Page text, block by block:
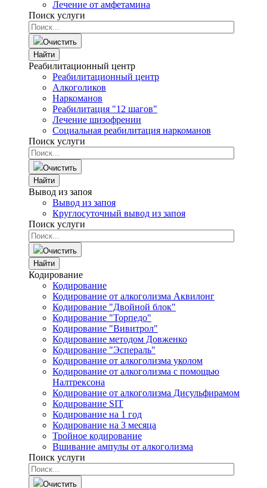
Лечение от амфетамина
Поиск услуги
Очистить
Найти
Реабилитационный центр
Реабилитационный центр
Алкоголиков
Наркоманов
Реабилитация "12 шагов"
Лечение шизофрении
Социальная реабилитация наркоманов
Поиск услуги
Очистить
Найти
Вывод из запоя
Вывод из запоя
Круглосуточный вывод из запоя
Поиск услуги
Очистить
Найти
Кодирование
Кодирование
Кодирование от алкоголизма Аквилонг
Кодирование "Двойной блок"
Кодирование "Торпедо"
Кодирование "Вивитрол"
Кодирование методом Довженко
Кодирование "Эспераль"
Кодирование от алкоголизма уколом
Кодирование от алкоголизма с помощью
Налтрексона
Кодирование от алкоголизма Дисульфирамом
Кодирование SIT
Кодирование на 1 год
Кодирование на 3 месяца
Тройное кодирование
Вшивание ампулы от алкоголизма
Поиск услуги
Очистить